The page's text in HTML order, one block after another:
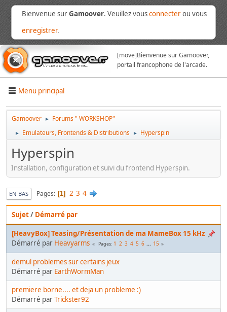
Bienvenue surGamoover. Veuillez vousconnecterou vous
enregistrer.
[move]Bienvenue sur Gamoover,
portail francophone de l'arcade.
Menu principal
Gamoover ► Forums " WORKSHOP"
► Emulateurs, Frontends & Distributions ► Hyperspin
Hyperspin
Installation, configuration et suivi du frontend Hyperspin.
EN BAS Pages 1 2 3 4
Sujet/ Démarré par
[HeavyBox] Teasing/Présentation de ma MameBox 15 kHz
Démarré par Heavyarms Pages 1 2 3 4 5 6 ... 15
demul problemes sur certains jeux
Démarré par EarthWormMan
premiere borne.... et deja un probleme :)
Démarré parTrickster92